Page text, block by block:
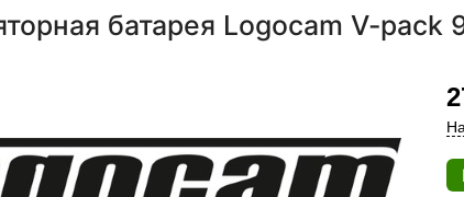
батарея Logocam V-pack